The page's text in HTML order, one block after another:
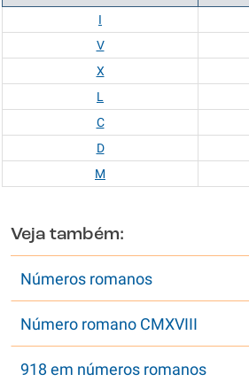
I
V
X
L
C
D
M
Veja também:
Números romanos
Número romano CMXVIII
918 em números romanos